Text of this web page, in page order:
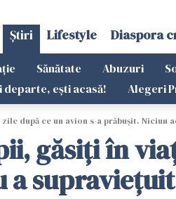
Știri Lifestyle Diaspora
Sănătate Abuzuri
departe, ești acasă! Alegeri
după ce un avion s-a prăbușit. Niciun
găsiți în
a supraviețuit